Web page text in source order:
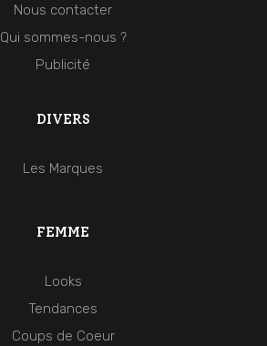
FEMME
Looks
Tendances
Coups de Coeur
Nous contacter
Qui sommes-nous ?
Publicité
DIVERS
Les Marques